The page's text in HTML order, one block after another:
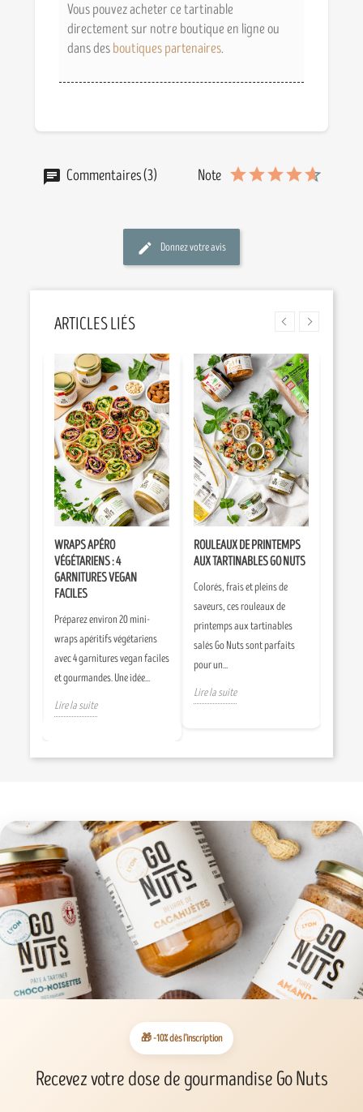
Vous pouvez acheter ce tartinable
directement sur notre boutique en ligne ou
dans desboutiques partenaires.
Commentaires (3) Note
Donnez votre avis
ARTICLES LIÉS
WRAPS APÉRO
VÉGÉTARIENS : 4
GARNITURES VEGAN
FACILES
Préparez environ 20 mini-
wraps apéritifs végétariens
avec 4 garnitures vegan faciles
et gourmandes. Une idée...
Lire la suite
ROULEAUX DE PRINTEMPS
AUX TARTINABLES GO NUTS
Colorés, frais et pleins de
saveurs, ces rouleaux de
printemps aux tartinables
salés Go Nuts sont parfaits
pour un...
Lire la suite
🎁 -10% dès l’inscription
Recevez votre dose de gourmandise Go Nuts